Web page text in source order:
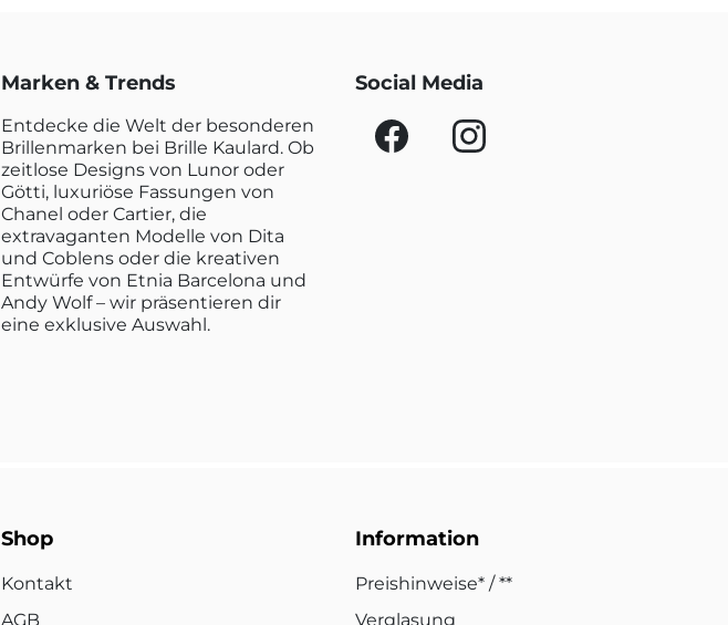
Marken & Trends
Entdecke die Welt der besonderen
Brillenmarken bei Brille Kaulard. Ob
zeitlose Designs von Lunor oder
Götti, luxuriöse Fassungen von
Chanel oder Cartier, die
extravaganten Modelle von Dita
und Coblens oder die kreativen
Entwürfe von Etnia Barcelona und
Andy Wolf – wir präsentieren dir
eine exklusive Auswahl.
Social Media
Shop
Kontakt
AGB
Information
Preishinweise* / **
Verglasung